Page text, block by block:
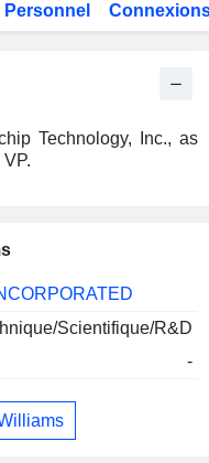
Personnel
Technology, Inc., as
Scientifique/R&D
-